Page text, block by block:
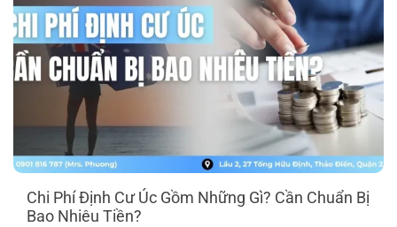
Chi Phí Định Cư Úc Gồm Những Gì? Cần Chuẩn Bị
Bao Nhiêu Tiền?